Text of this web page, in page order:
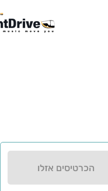
הכרטיסים אזלו